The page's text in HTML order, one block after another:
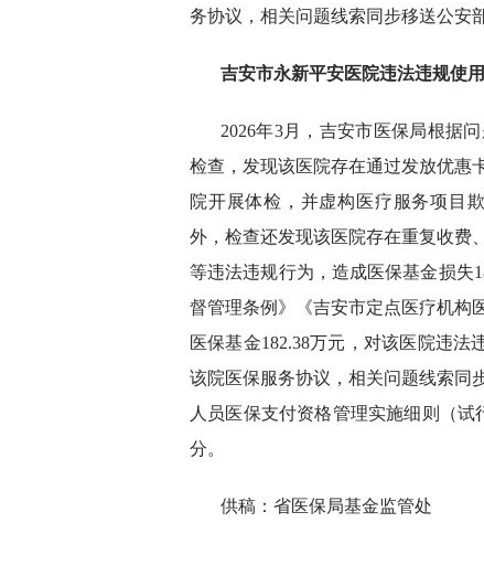
务协议，相关问题线索同步移送公安
吉安市永新平安医院违法违规使
2026年3月，吉安市医保局根据
检查，发现该医院存在通过发放优惠
院开展体检，并虚构医疗服务项目
外，检查还发现该医院存在重复收费
等违法违规行为，造成医保基金损失
督管理条例》《吉安市定点医疗机构
医保基金182.38万元，对该医院违法
该院医保服务协议，相关问题线索同
人员医保支付资格管理实施细则（
分。
供稿：省医保局基金监管处